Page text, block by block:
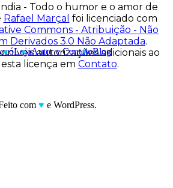
- Todo o humor e o amor de
Rafael Marçal foi licenciado com
Commons - Atribuição - Não
Derivados 3.0 Não Adaptada.
autorizações adicionais ao
licença em Contato.
LojaAutor e ContatoBlog
com ♥ e WordPress.